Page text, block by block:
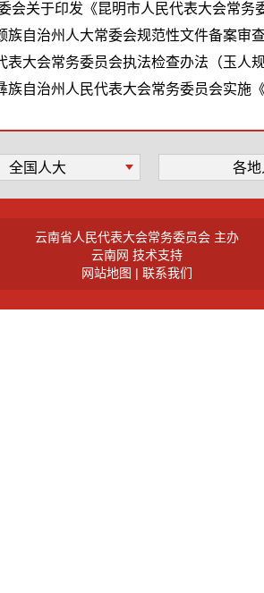
会关于印发《昆明市人民代表大会常
族自治州人大常委会规范性文件备案审
表大会常务委员会执法检查办法（玉人
族自治州人民代表大会常务委员会实施
全国人大 各
云南省人民代表大会常务委员会 主办
云南网 技术支持
网站地图 | 联系我们